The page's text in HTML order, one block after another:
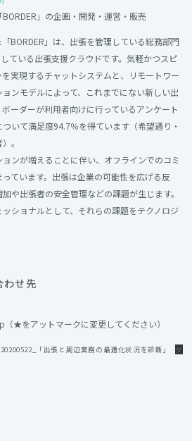
」の企画・開発・運営・販売
BORDER」は、出張を管理している総務部門
ている出張支援クラウドです。気軽かつスピ
実現するチャットシステムと、リモートワー
ンモデルによって、これまでにない新しい出
ーダーが利用者向けに行っているアンケート
いて満足度94.7％を得ています（希望通り・
。
ンが増えることに伴い、オフラインでのコミ
ています。出張は企業の可能性を広げる反
や出張者の安全管理などの課題が生じます。
ッショナルとして、それらの課題をテクノロジ
わせ先
★をアットマークに変更してください）
「出張と周辺業務の最適化状況を診断」
ダ